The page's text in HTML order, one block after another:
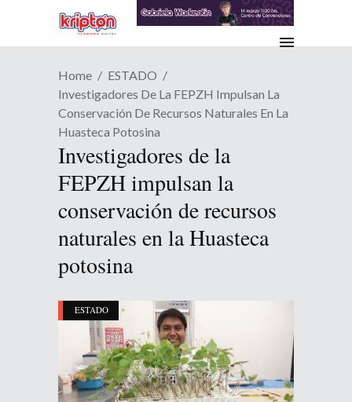
Home
ESTADO
Investigadores De La FEPZH Impulsan La
Conservación De Recursos Naturales En La
Huasteca Potosina
Investigadores de la
FEPZH impulsan la
conservación de recursos
naturales en la Huasteca
potosina
ESTADO